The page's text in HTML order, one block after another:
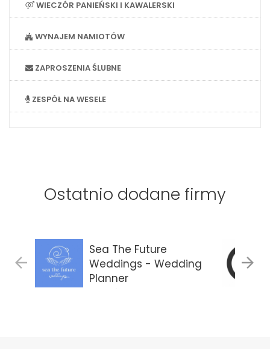
WIECZÓR PANIEŃSKI I KAWALERSKI
WYNAJEM NAMIOTÓW
ZAPROSZENIA ŚLUBNE
ZESPÓŁ NA WESELE
Ostatnio dodane firmy
Sea The Future
Weddings - Wedding
Planner